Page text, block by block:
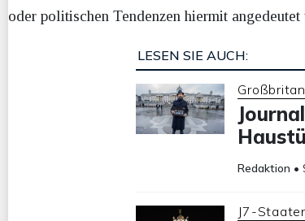
oder politischen Tendenzen hiermit
LESEN SIE AUCH:
Redaktion •
J7-